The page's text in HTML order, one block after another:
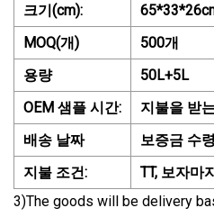
크기(cm):
MOQ(개)
500개
용량
50L+5L
OEM 샘플 시간:
지불을 받
배송 날짜
보증금 수
지불 조건:
TT, 보자마
3)The goods will be delivery